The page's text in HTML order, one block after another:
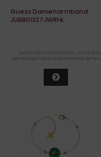
Guess Damenarmband
JUBB01327JWRHL
Sie können als Gast (bzw. mit Ihrem
derzeitigen Status) keine Preise sehen.